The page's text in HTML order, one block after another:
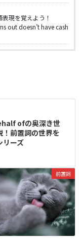
表現を覚えよう！
out doesn’t have cash
ofの奥深き世
！前置詞の世界を
リーズ
前置詞